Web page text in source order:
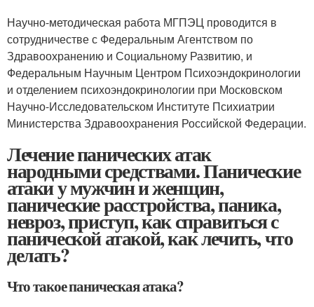
Научно-методическая работа МГПЭЦ проводится в
сотрудничестве с Федеральным Агентством по
Здравоохранению и Социальному Развитию, и
Федеральным Научным Центром Психоэндокринологии
и отделением психоэндокринологии при Московском
Научно-Исследовательском Институте Психиатрии
Министерства Здравоохранения Российской Федерации.
Лечение панических атак
народными средствами. Панические
атаки у мужчин и женщин,
панические расстройства, паника,
невроз, приступ, как справиться с
панической атакой, как лечить, что
делать?
Что такое паническая атака?